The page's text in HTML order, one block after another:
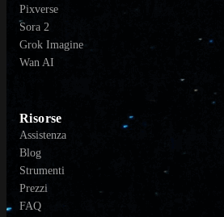
Pixverse
Sora 2
Grok Imagine
Wan AI
Risorse
Assistenza
Blog
Strumenti
Prezzi
FAQ